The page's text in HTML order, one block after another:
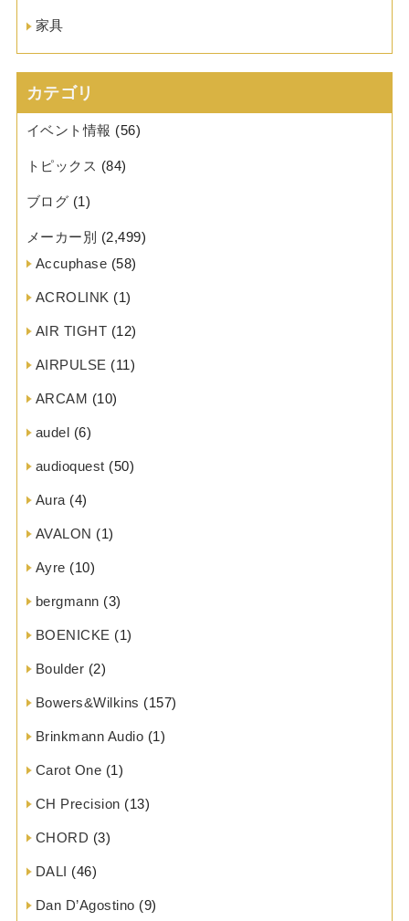
家具
カテゴリ
イベント情報 (56)
トピックス (84)
ブログ (1)
メーカー別 (2,499)
Accuphase (58)
ACROLINK (1)
AIR TIGHT (12)
AIRPULSE (11)
ARCAM (10)
audel (6)
audioquest (50)
Aura (4)
AVALON (1)
Ayre (10)
bergmann (3)
BOENICKE (1)
Boulder (2)
Bowers&Wilkins (157)
Brinkmann Audio (1)
Carot One (1)
CH Precision (13)
CHORD (3)
DALI (46)
Dan D’Agostino (9)